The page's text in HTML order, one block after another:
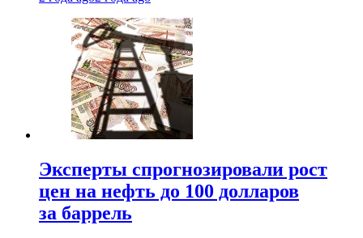
Эксперты спрогнозировали рост
цен на нефть до 100 долларов
за баррель